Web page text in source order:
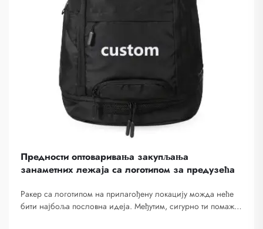
Предности оптоваривања закупљања
занаметних лежаја са логотипом за предузећа
Ракер са логотипом на прилагођену локацију можда неће
бити најбоља пословна идеја. Међутим, сигурно ти помаже